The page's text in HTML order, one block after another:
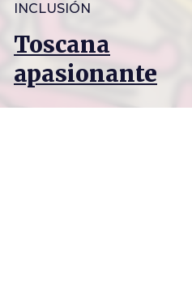
INCLUSIÓN
Toscana
apasionante